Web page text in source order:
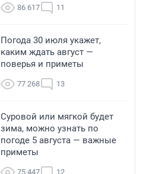
86 617 11
Погода 30 июля укажет,
каким ждать август —
поверья и приметы
77 268 13
Суровой или мягкой будет
зима, можно узнать по
погоде 5 августа — важные
приметы
75 447 12